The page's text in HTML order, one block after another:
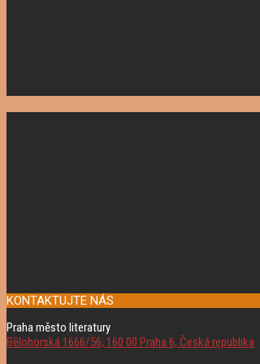
KONTAKTUJTE NÁS
Praha město literatury
Bělohorská 1666/56, 160 00 Praha 6, Česká republika